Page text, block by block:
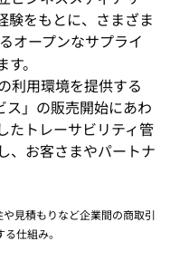
験をもとに、さまざま
オープンなサプライ
。
用環境を提供する
」の販売開始にあわ
たトレーサビリティ管
、お客さまやパートナ
見積もりなど企業間の商取引
仕組み。